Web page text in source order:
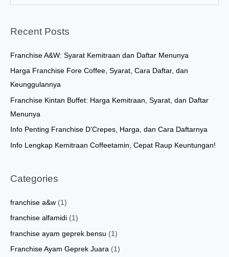
r
h
f
o
r
:
Recent Posts
Franchise A&W: Syarat Kemitraan dan Daftar Menunya
Harga Franchise Fore Coffee, Syarat, Cara Daftar, dan
Keunggulannya
Franchise Kintan Buffet: Harga Kemitraan, Syarat, dan Daftar
Menunya
Info Penting Franchise D’Crepes, Harga, dan Cara Daftarnya
Info Lengkap Kemitraan Coffeetamin, Cepat Raup Keuntungan!
Categories
franchise a&w (1)
franchise alfamidi (1)
franchise ayam geprek bensu (1)
Franchise Ayam Geprek Juara (1)